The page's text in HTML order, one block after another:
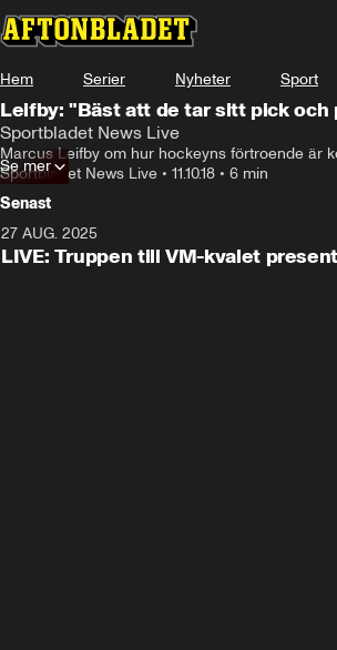
Hem Serier Nyheter Sport
Leifby: "Bäst att de tar sitt pick och
Sportbladet News Live
Marcus Leifby om hur hockeyns förtroende är
Sportbladet News Live • 11.10.18 • 6 min
Se mer
Senast
27 AUG. 2025
LIVE: Truppen till VM-kvalet